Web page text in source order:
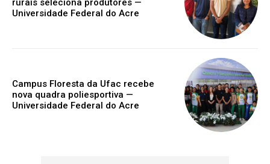
rurais seleciona produtores —
Universidade Federal do Acre
Campus Floresta da Ufac recebe
nova quadra poliesportiva —
Universidade Federal do Acre